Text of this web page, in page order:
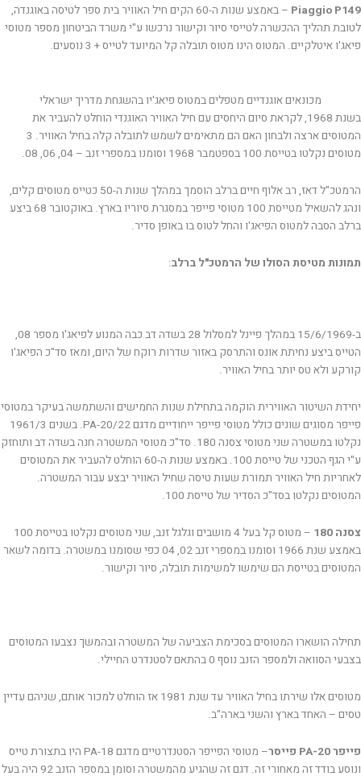
Piaggio P149
– באמצע שנות ה-60 הקים חיל האוויר בית ספר לטיסה באוגנדה,
לטובת תהליך ההכשרה לטייסי סיור וקישור נרכשו ע"י משרד הביטחון מספר מטוסי
פיאג'ו איטלקיים. המטוס הינו מטוס תובלה קל המיועד לטייס + 3 נוסעים.
מכונאים אוגנדיים מטפלים במטוס פיאג'יו בהשגחת מדריך ישראלי
בשנת 1968, לקראת סיום היחסים עם חיל האוויר האוגנדי הוחלט להעביר את
המטוסים ארצה ולבחון האם הם מתאימים לשמש לתובלה קלה בחיל האוויר. 3
מטוסים נקלטו בטייסת 100 בספטמבר 1968 וסומנו במספרי זנב – 04, 06, 08.
הרמטכ"ל דאז, רב אלוף חיים ברלב הוסמך במהלך שנות ה-50 כטייס מטוסים קלים,
ונהג להשאיל מטייסת 100 מטוסי פייפר במסגרת סיוריו בארץ. באוקטובר 68 ביצע
ברלב הסבה למטוס הפיאג'ו והחל לטוס בו באופן סדיר.
תמונות מטיסת הסולו של הרמטכ"ל ברלב:
ב-15/6/1969 במהלך פיינל למסלול 28 בשדה דב כבה המנוע לפיאג'ו מספר 08,
הטייס ביצע נחיתת אונס והתרסק באזור שדרות רוקח של היום, ומאז סד"כ הפיאג'ו
קורקע ולא טס יותר בחיל האוויר.
יחידת השיטור האווירית הוקמה בתחילת שנות החמישים והשתמשה בעיקר במטוסי
פייפר מסוגים שונים כולל מטוסי פייפר ייחודיים מדגם PA-20/22. בשנים 1961/3
נקלטו במשטרה שני מטוסי צסנה 180. סד"כ מטוסי המשטרה חנה בשדה דב ותוחזק
ע"י הגף הטכני של טייסת 100. באמצע שנות ה-60 הוחלט להעביר את המטוסים
לאחריות חיל האוויר תמורת שעות טיסה שחיל האוויר יבצע עבור המשטרה.
המטוסים נקלטו בסד"כ הסדיר של טייסת 100.
צסנה 180
– מטוס קל בעל 4 מושבים וגלגל זנב, שני מטוסים נקלטו בטייסת 100
באמצע שנת 1966 וסומנו במספרי זנב 02, 04 כפי שסומנו במשטרה. בדומה לשאר
המטוסים בטייסת הם שימשו למשימות תובלה, סיור וקישור.
תחילה הושארו המטוסים בסכימת הצביעה של המשטרה ובהמשך נצבעו המטוסים
בצבעי הסוואה ולמספר הזנב נוסף 0 בהתאם לסטנדרט החיילי.
מטוסים אלו שירתו בחיל האוויר עד שנת 1981 אז הוחלט למכור אותם, שניהם עדיין
טסים – האחד בארץ והשני בארה"ב.
פייפר PA-20 פייסר
– מטוסי הפייפר הסטנדרטיים מדגם PA-18 היו בתצורת טייס
ונוסע בודד זה מאחורי זה. דגם זה שהגיע מהמשטרה וסומן במספר הזנב 92 היה בעל